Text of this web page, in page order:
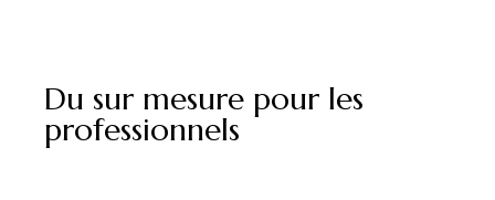
Du sur mesure pour les
professionnels